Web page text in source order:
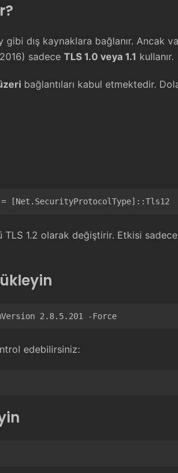
dış kaynaklara bağlanır. Ancak
sadece TLS 1.0 veya 1.1 kullanır.
bağlantıları kabul etmektedir.
[Net.SecurityProtocolType]::Tls12
TLS 1.2 olarak değiştirir. Etkisi
2.8.5.201 -Force
edebilirsiniz: